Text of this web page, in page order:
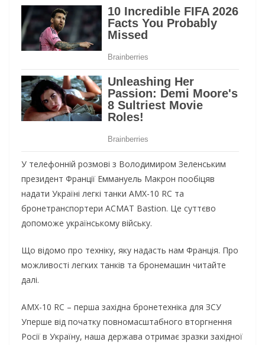
У телефонній розмові з Володимиром Зеленським
президент Франції Еммануель Макрон пообіцяв
надати Україні легкі танки AMX-10 RC та
бронетранспортери АCMAT Bastion. Це суттєво
допоможе українському війську.
Що відомо про техніку, яку надасть нам Франція. Про
можливості легких танків та бронемашин читайте
далі.
AMX-10 RC – перша західна бронетехніка для ЗСУ
Уперше від початку повномасштабного вторгнення
Росії в Україну, наша держава отримає зразки західної